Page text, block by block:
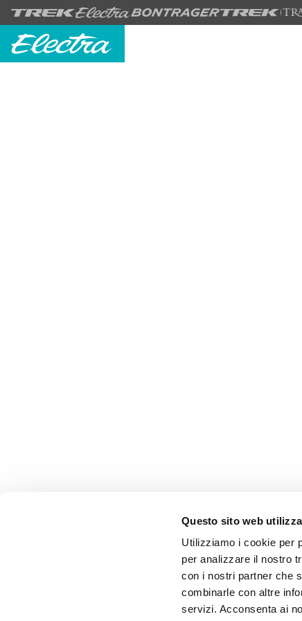
Questo sito web
Utilizziamo i cookie per
per analizzare il nostro
con i nostri partner che
combinarle con altre
servizi. Acconsenta ai